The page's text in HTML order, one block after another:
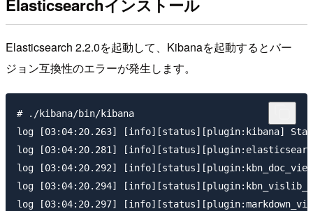
Elasticsearchインストール
Elasticsearch 2.2.0を起動して、Kibanaを起動するとバー
ジョン互換性のエラーが発生します。
# ./kibana/bin/kibana
log [03:04:20.263] [info][status][plugin:kibana]
log [03:04:20.281]
log [03:04:20.292]
log [03:04:20.294]
log [03:04:20.297]